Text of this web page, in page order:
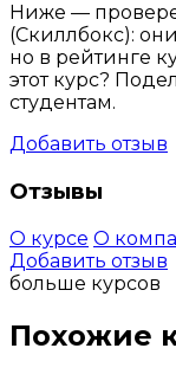
Ниже —
(Скиллбокс):
но в рейтинге
этот курс?
студентам.
Добавить отзыв
Отзывы
О курсе О
Добавить отзыв
больше курсов
Похожие